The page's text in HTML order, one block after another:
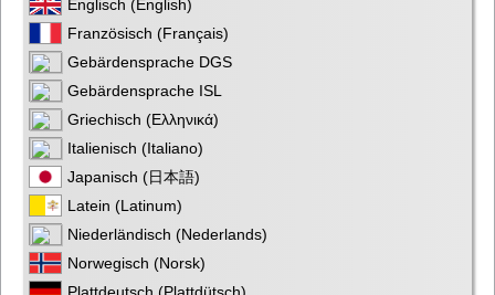
Englisch (English)
Französisch (Français)
Gebärdensprache DGS
Gebärdensprache ISL
Griechisch (Ελληνικά)
Italienisch (Italiano)
Japanisch (日本語)
Latein (Latinum)
Niederländisch (Nederlands)
Norwegisch (Norsk)